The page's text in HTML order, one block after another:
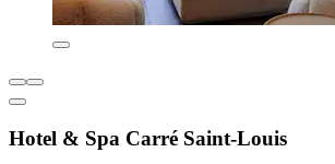
Hotel & Spa Carré Saint-Louis